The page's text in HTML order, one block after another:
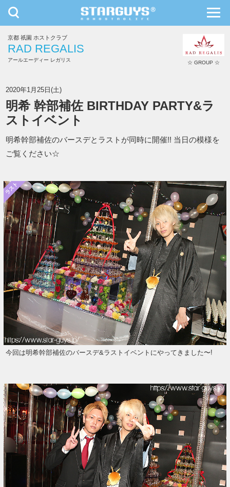
九州・沖縄 北海道・東北
toggle
navigation
京都 祇園 ホストクラブ
RAD REGALIS
アールエーディー レガリス ☆ GROUP ☆
2020年1月25日(土)
明希 幹部補佐 BIRTHDAY PARTY&ラ
ストイベント
明希幹部補佐のバースデとラストが同時に開催!! 当日の模様を
ご覧ください☆
ラスト
今回は明希幹部補佐のバースデ&ラストイベントにやってきました〜!